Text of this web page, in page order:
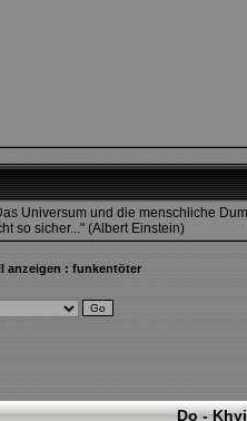
Universum und die menschliche
so sicher..." (Albert Einstein)
anzeigen : funkentöter
Do -